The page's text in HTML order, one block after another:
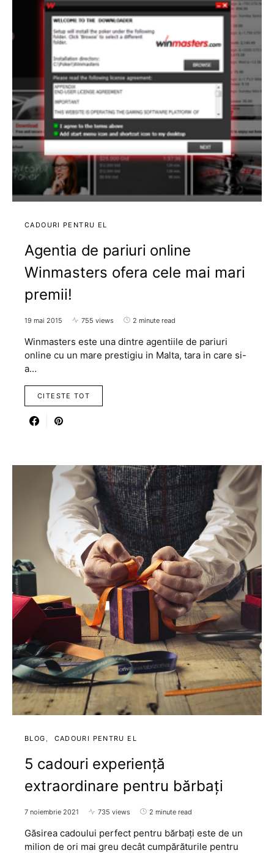
CADOURI PENTRU EL
Agentia de pariuri online
Winmasters ofera cele mai mari
premii!
19 mai 2015 755 views 2 minute read
Winmasters este una dintre agentiile de pariuri
online cu un mare prestigiu in Malta, tara in care si-
a…
CITESTE TOT
BLOG CADOURI PENTRU EL
5 cadouri experiență
extraordinare pentru bărbați
7 noiembrie 2021 735 views 2 minute read
Găsirea cadoului perfect pentru bărbați este de un
milion de ori mai greu decât cumpărăturile pentru